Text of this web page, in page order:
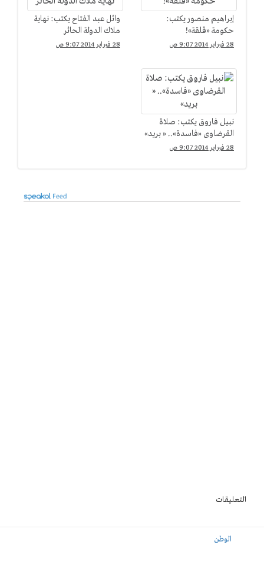
إبراهيم منصور يكتب:
حكومة «قلقة»!
28 فبراير 2014 9:07 ص
وائل عبد الفتاح يكتب: نهاية
ملاك الدولة الحائر
28 فبراير 2014 9:07 ص
نبيل فاروق يكتب: صلاة
القرضاوى «فاسدة».. « بريد»
28 فبراير 2014 9:07 ص
التعليقات
الوطن